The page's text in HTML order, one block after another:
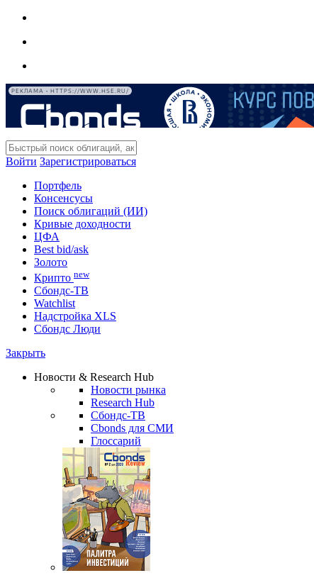
РЕКЛАМА • HTTPS://WWW.HSE.RU/
Войти Зарегистрироваться
Портфель
Консенсусы
Поиск облигаций (ИИ)
Кривые доходности
ЦФА
Best bid/ask
Золото
Крипто new
Сбондс-ТВ
Watchlist
Надстройка XLS
Сбондс Люди
Закрыть
Новости & Research Hub
Новости рынка
Research Hub
Сбондс-ТВ
Cbonds для СМИ
Глоссарий